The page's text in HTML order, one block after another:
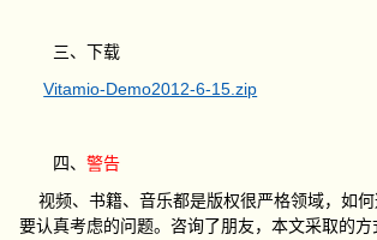
三、下载
Vitamio-Demo2012-6-15.zip
四、警告
视频、书籍、音乐都是版权很严格领域，如
要认真考虑的问题。咨询了朋友，本文采取的